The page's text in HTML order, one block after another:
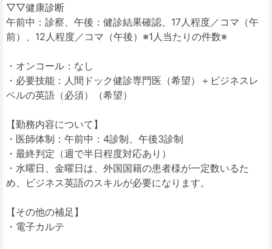
▽▽健康診断
午前中：診察、午後：健診結果確認、17人程度／コマ（午
前）、12人程度／コマ（午後）※1人当たりの件数※
・オンコール：なし
・必要技能：人間ドック健診専門医（希望）＋ビジネスレ
ベルの英語（必須）（希望）
【勤務内容について】
・医師体制：午前中：4診制、午後3診制
・最終判定（週で半日程度対応あり）
・水曜日、金曜日は、外国国籍の患者様が一定数いるた
め、ビジネス英語のスキルが必要になります。
【その他の補足】
・電子カルテ